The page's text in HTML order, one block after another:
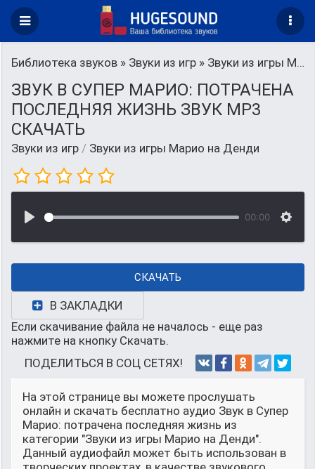
Библиотека звуков » Звуки из игр » Звуки из игры Марио на Денди
ЗВУК В СУПЕР МАРИО: ПОТРАЧЕНА
ПОСЛЕДНЯЯ ЖИЗНЬ ЗВУК MP3
СКАЧАТЬ
Звуки из игр / Звуки из игры Марио на Денди
00:00
СКАЧАТЬ
В ЗАКЛАДКИ
Если скачивание файла не началось - еще раз
нажмите на кнопку Скачать.
ПОДЕЛИТЬСЯ В СОЦ СЕТЯХ!
На этой странице вы можете прослушать
онлайн и скачать бесплатно аудио Звук в Супер
Марио: потрачена последняя жизнь из
категории "Звуки из игры Марио на Денди".
Данный аудиофайл может быть использован в